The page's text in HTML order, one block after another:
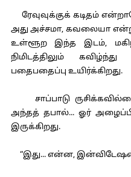
ரேவுவுக்குக் கடிதம்
அது அச்சமா, கவலையா
உள்ளூற இந்த இடம்,
நிமிடத்திலும்
பதைபதைப்பு உயிர்க்கிறது.
சாப்பாடு
அந்தத் தபால்... ஓர்
இருக்கிறது.
“இது... என்ன,